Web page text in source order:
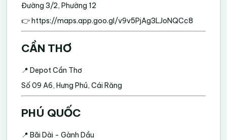
Đường 3/2, Phường 12
👉https://maps.app.goo.gl/v9v5PjAg3LJoNQCc8
CẦN THƠ
📍 Depot Cần Thơ
Số 09 A6, Hưng Phú, Cái Răng
PHÚ QUỐC
📍 Bãi Dài - Gành Dầu